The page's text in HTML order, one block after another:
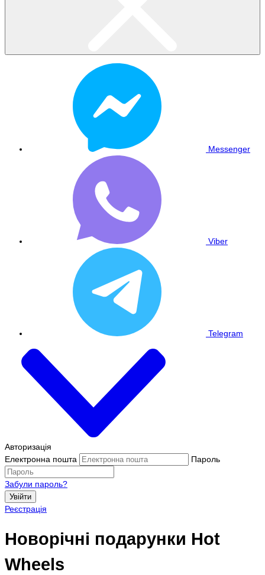
Messenger
Viber
Telegram
Авторизація
Електронна пошта
Пароль
Забули пароль?
Увійти
Реєстрація
Новорічні подарунки Hot
Wheels